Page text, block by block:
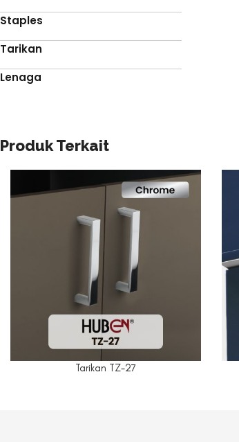
Staples
Tarikan
Lenaga
Produk Terkait
Tarikan TZ-27